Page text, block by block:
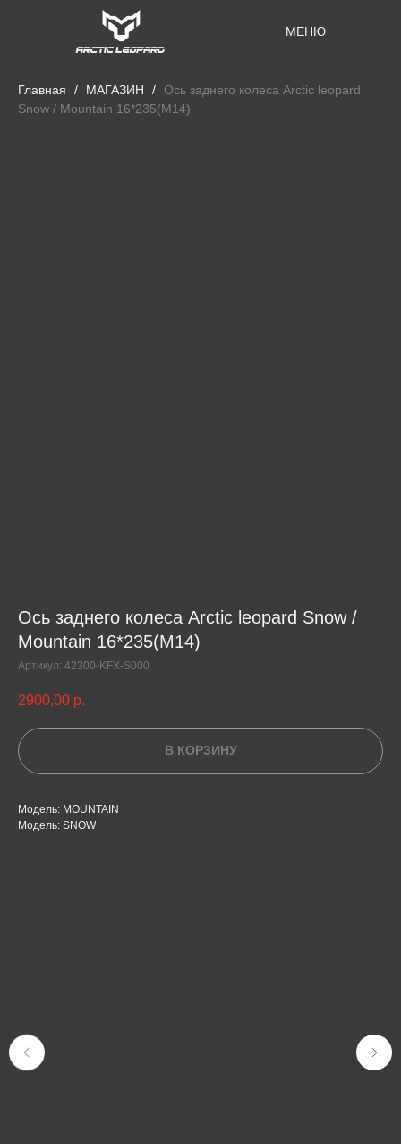
МЕНЮ
Главная МАГАЗИН
Ось заднего колеса Arctic leopard
Snow / Mountain 16*235(M14)
Ось заднего колеса Arctic leopard Snow /
Mountain 16*235(M14)
Артикул: 42300-KFX-S000
2900,00 р.
В КОРЗИНУ
Модель: MOUNTAIN
Модель: SNOW